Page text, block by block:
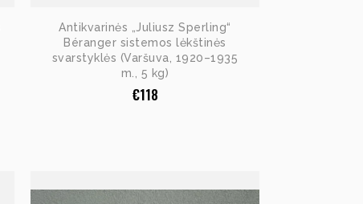
Antikvarinės „Juliusz Sperling“
Béranger sistemos lėkštinės
svarstyklės (Varšuva, 1920–1935
m., 5 kg)
€118